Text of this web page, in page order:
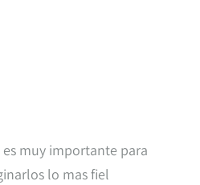
muy importante para
lo mas fiel